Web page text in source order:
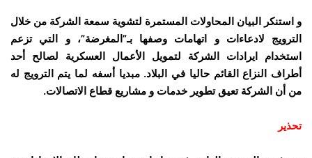
و استنكر البيان المحاولات المستمرة لتشوية سمعة الشركة من خلال
الترويج لادعاءات و اتهامات وصفها بـ”المغرضة”، و التي تزعم
استخدام ايرادات الشركة لتمويل الأعمال العسكرية لصالح أحد
أطراف النزاع القائم حاليا في البلاد. مبديا أسفه لما يتم الترويج له
من أن الشركة تعيق تطوير خدمات و مشاريع قطاع الاتصالات.
تحذير